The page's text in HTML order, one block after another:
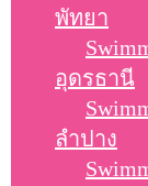
พัทยา
อุดรธานี
ลำปาง